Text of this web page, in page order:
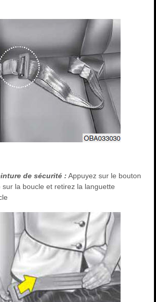
de sécurité : Appuyez sur le bouton
la boucle et retirez la languette